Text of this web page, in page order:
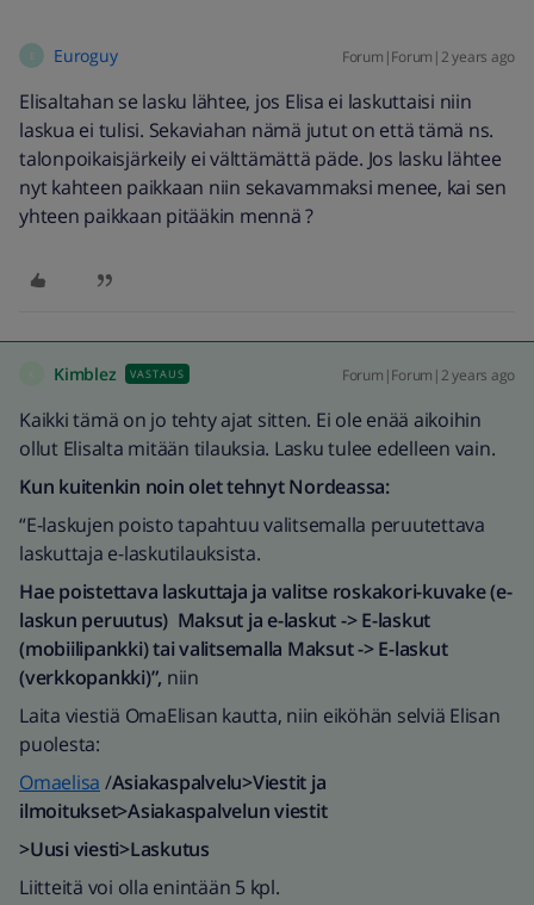
Euroguy Forum|Forum|2 years ago
Elisaltahan se lasku lähtee, jos Elisa ei laskuttaisi niin
laskua ei tulisi. Sekaviahan nämä jutut on että tämä ns.
talonpoikaisjärkeily ei välttämättä päde. Jos lasku lähtee
nyt kahteen paikkaan niin sekavammaksi menee, kai sen
yhteen paikkaan pitääkin mennä ?
Kimblez VASTAUS Forum|Forum|2 years ago
Kaikki tämä on jo tehty ajat sitten. Ei ole enää aikoihin
ollut Elisalta mitään tilauksia. Lasku tulee edelleen vain.
Kun kuitenkin noin olet tehnyt Nordeassa:
“E-laskujen poisto tapahtuu valitsemalla peruutettava
laskuttaja e-laskutilauksista.
Hae poistettava laskuttaja ja valitse roskakori-kuvake (e-
laskun peruutus) Maksut ja e-laskut -> E-laskut
(mobiilipankki) tai valitsemalla Maksut -> E-laskut
(verkkopankki)”, niin
Laita viestiä OmaElisan kautta, niin eiköhän selviä Elisan
puolesta:
Omaelisa /Asiakaspalvelu>Viestit ja
ilmoitukset>Asiakaspalvelun viestit
>Uusi viesti>Laskutus
Liitteitä voi olla enintään 5 kpl.